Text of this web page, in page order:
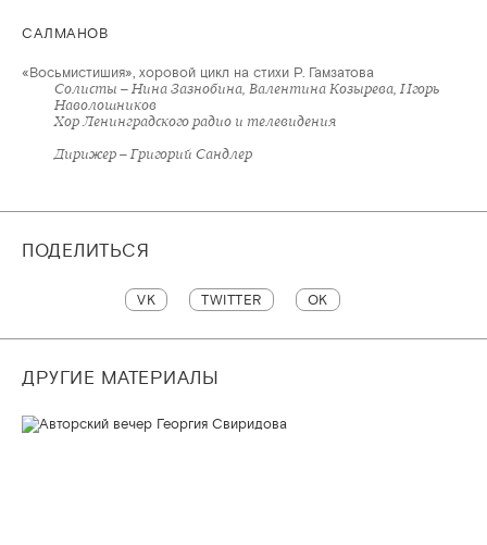
САЛМАНОВ
«Восьмистишия», хоровой цикл на стихи Р. Гамзатова
Солисты – Нина Зазнобина, Валентина Козырева, Игорь
Наволошников
Хор Ленинградского радио и телевидения
Дирижер – Григорий Сандлер
ПОДЕЛИТЬСЯ
VK TWITTER OK
ДРУГИЕ МАТЕРИАЛЫ